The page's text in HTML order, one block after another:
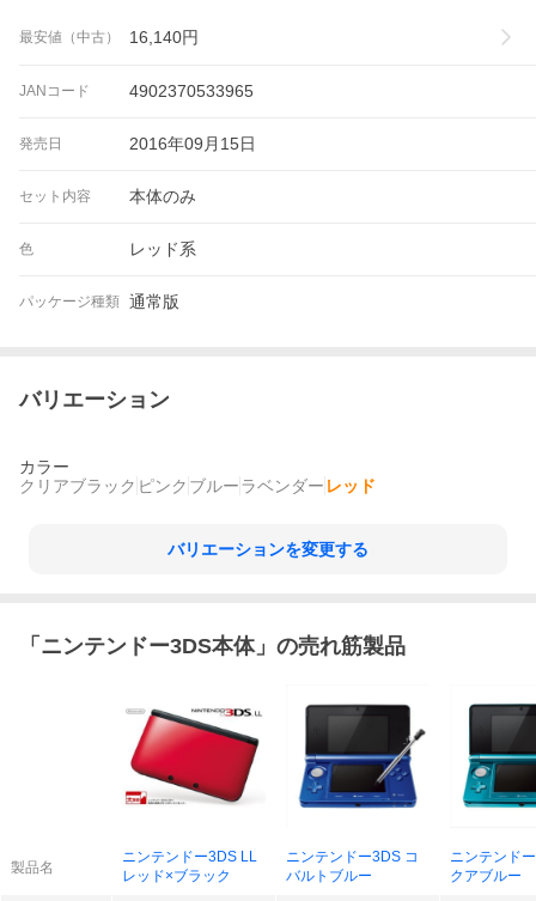
最安値（中古） 16,140円
JANコード 4902370533965
発売日 2016年09月15日
セット内容 本体のみ
色 レッド系
パッケージ種類 通常版
バリエーション
カラー
クリアブラック ピンク ブルーラベンダー レッド
バリエーションを変更する
「 ニンテンドー3DS本体」の売れ筋製品
製品名
ニンテンドー3DS LL
レッド×ブラック
ニンテンドー3DS コ
バルトブルー
ニンテンド
クアブルー